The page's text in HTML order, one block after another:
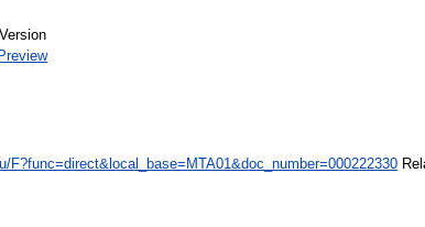
Preview
F?func=direct&local_base=MTA01&doc_number=000222330